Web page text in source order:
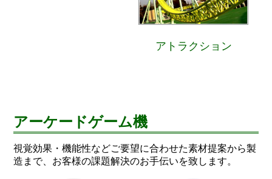
アトラクション
アーケードゲーム機
視覚効果・機能性などご要望に合わせた素材提案から製
造まで、お客様の課題解決のお手伝いを致します。